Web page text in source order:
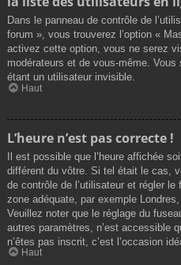
Dans le panneau de contrôle de
forum », vous trouverez l’option «
activez cette option, vous ne serez
modérateurs et de vous-même.
étant un utilisateur invisible.
Haut
L’heure n’est pas correcte !
Il est possible que l’heure affichée
différent du vôtre. Si tel était le cas,
de contrôle de l’utilisateur et régler
zone adéquate, par exemple
Veuillez noter que le réglage du
autres paramètres, n’est accessible
n’êtes pas inscrit, c’est l’occasion
Haut